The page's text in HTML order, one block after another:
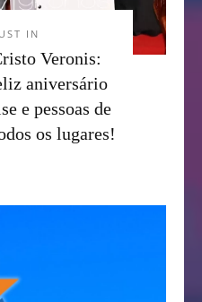
IN
Veronis:
aniversário
e pessoas de
os lugares!